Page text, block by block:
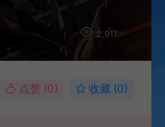
2,911
点赞 (0) 收藏 (0)